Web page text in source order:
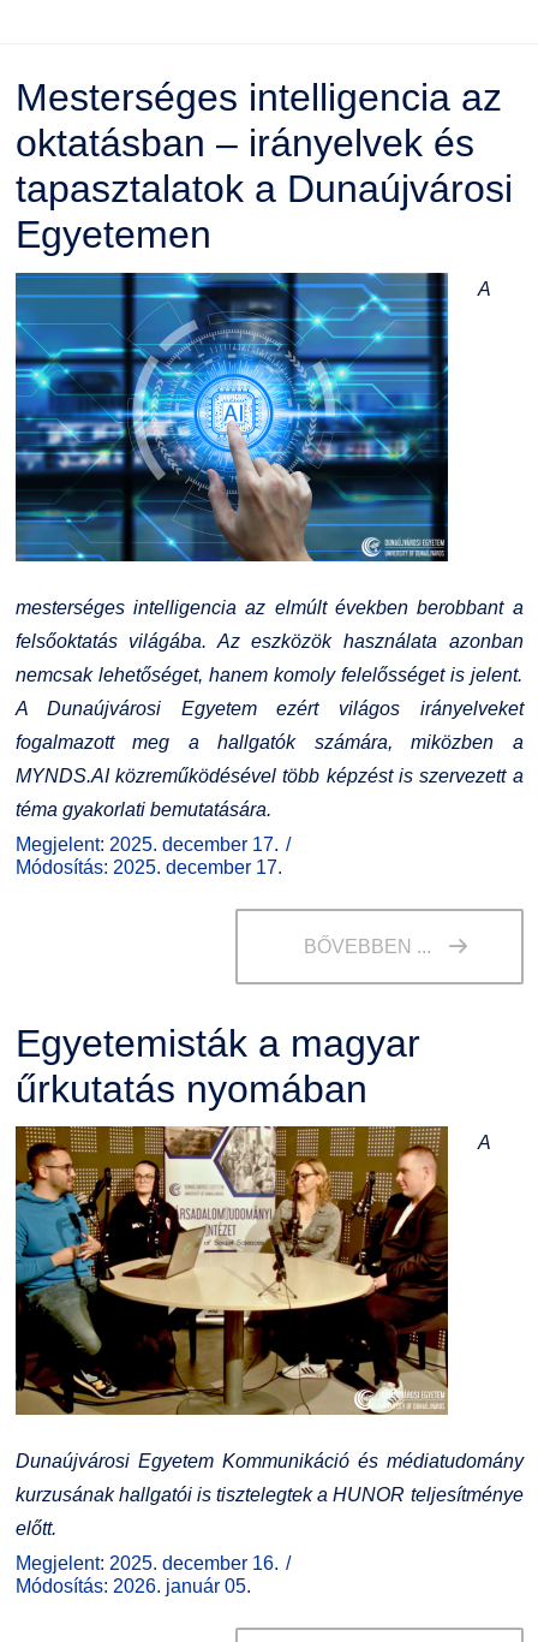
Mesterséges intelligencia az
oktatásban – irányelvek és
tapasztalatok a Dunaújvárosi
Egyetemen
A
mesterséges intelligencia az elmúlt években berobbant a
felsőoktatás világába. Az eszközök használata azonban
nemcsak lehetőséget, hanem komoly felelősséget is jelent.
A Dunaújvárosi Egyetem ezért világos irányelveket
fogalmazott meg a hallgatók számára, miközben a
MYNDS.AI közreműködésével több képzést is szervezett a
téma gyakorlati bemutatására.
Megjelent: 2025. december 17.
Módosítás: 2025. december 17.
BŐVEBBEN ...
Egyetemisták a magyar
űrkutatás nyomában
A
Dunaújvárosi Egyetem Kommunikáció és médiatudomány
kurzusának hallgatói is tisztelegtek a HUNOR teljesítménye
előtt.
Megjelent: 2025. december 16.
Módosítás: 2026. január 05.